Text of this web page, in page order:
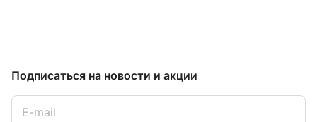
Подписаться на новости и акции